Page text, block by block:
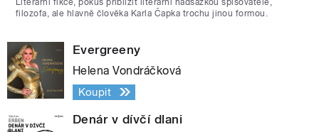
filozofa, ale hlavně člověka Karla Čapka trochu jinou formou.
Evergreeny
Helena Vondráčková
Koupit
Denár v dívčí dlani